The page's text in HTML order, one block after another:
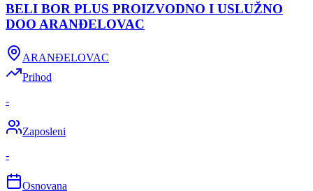
BELI BOR PLUS PROIZVODNO I USLUŽNO
DOO ARANĐELOVAC
ARANĐELOVAC
Prihod
-
Zaposleni
-
Osnovana